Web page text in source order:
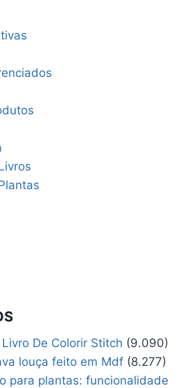
De Colorir Stitch (9.090)
louça feito em Mdf (8.277)
para plantas: funcionalidade